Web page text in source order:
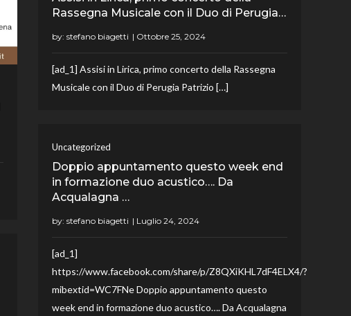
Rassegna Musicale con il Duo di Perugia…
by: stefano biagetti
[ad_1] Assisi in Lirica, primo concerto della Rassegna
Musicale con il Duo di Perugia Patrizio […]
Uncategorized
Doppio appuntamento questo week end
in formazione duo acustico…. Da
Acqualagna …
by: stefano biagetti
[ad_1]
https://www.facebook.com/share/p/Z8QXiKHL7dF4ELX4/?
mibextid=WC7FNe Doppio appuntamento questo
week end in formazione duo acustico…. Da Acqualagna